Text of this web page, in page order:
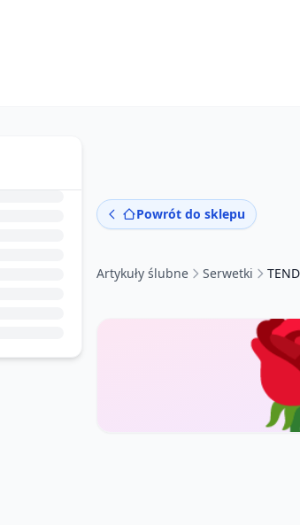
Powrót do sklepu
Artykuły ślubne Serwetki